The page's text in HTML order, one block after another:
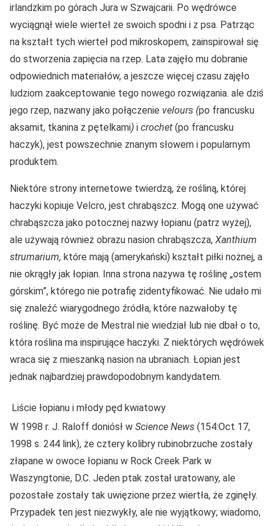
irlandzkim po górach Jura w Szwajcarii. Po wędrówce
wyciągnął wiele wierteł ze swoich spodni i z psa. Patrząc
na kształt tych wierteł pod mikroskopem, zainspirował się
do stworzenia zapięcia na rzep. Lata zajęło mu dobranie
odpowiednich materiałów, a jeszcze więcej czasu zajęło
ludziom zaakceptowanie tego nowego rozwiązania. ale dziś
jego rzep, nazwany jako połączenie velours (po francusku
aksamit, tkanina z pętelkami) i crochet (po francusku
haczyk), jest powszechnie znanym słowem i popularnym
produktem.
Niektóre strony internetowe twierdzą, że rośliną, której
haczyki kopiuje Velcro, jest chrabąszcz. Mogą one używać
chrabąszcza jako potocznej nazwy łopianu (patrz wyżej),
ale używają również obrazu nasion chrabąszcza, Xanthium
strumarium, które mają (amerykański) kształt piłki nożnej, a
nie okrągły jak łopian. Inna strona nazywa tę roślinę „ostem
górskim”, którego nie potrafię zidentyfikować. Nie udało mi
się znaleźć wiarygodnego źródła, które nazwałoby tę
roślinę. Być może de Mestral nie wiedział lub nie dbał o to,
która roślina ma inspirujące haczyki. Z niektórych wędrówek
wraca się z mieszanką nasion na ubraniach. Łopian jest
jednak najbardziej prawdopodobnym kandydatem.
Liście łopianu i młody pęd kwiatowy
W 1998 r. J. Raloff doniósł w Science News (154:Oct 17,
1998 s. 244 link), że cztery kolibry rubinobrzuche zostały
złapane w owoce łopianu w Rock Creek Park w
Waszyngtonie, D.C. Jeden ptak został uratowany, ale
pozostałe zostały tak uwięzione przez wiertła, że zginęły.
Przypadek ten jest niezwykły, ale nie wyjątkowy; wiadomo,